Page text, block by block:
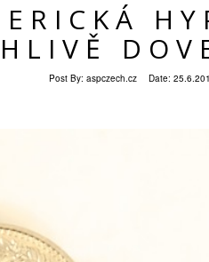
Post By: aspczech.cz Date: